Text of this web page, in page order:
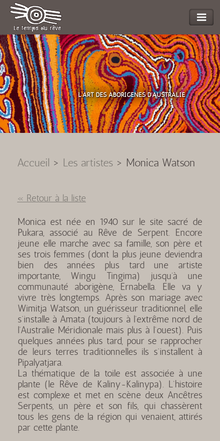
L'ART DES ABORIGENES D'AUSTRALIE
Accueil > Les artistes > Monica Watson
« Retour à la liste
Monica est née en 1940 sur le site sacré de
Pukara, associé au Rêve de Serpent. Encore
jeune elle marche avec sa famille, son père et
ses trois femmes (dont la plus jeune deviendra
bien des années plus tard une artiste
importante, Wingu Tingima) jusqu’à une
communauté aborigène, Ernabella. Elle va y
vivre très longtemps. Après son mariage avec
Wimitja Watson, un guérisseur traditionnel, elle
s’installe à Amata (toujours à l’extrême nord de
l’Australie Méridionale mais plus à l’ouest). Puis
quelques années plus tard, pour se rapprocher
de leurs terres traditionnelles ils s’installent à
Pipalyatjara.
La thématique de la toile est associée à une
plante (le Rêve de Kaliny-Kalinypa). L’histoire
est complexe et met en scène deux Ancêtres
Serpents, un père et son fils, qui chassèrent
tous les gens de la région qui venaient, attirés
par cette plante.